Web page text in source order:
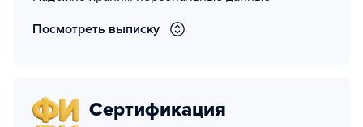
Посмотреть выписку
Сертификация